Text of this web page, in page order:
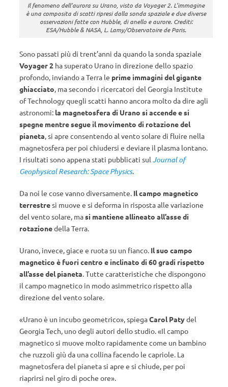
Il fenomeno dell’aurora su Urano, visto da Voyager 2. L’immagine
è una composita di scatti ripresi dalla sonda spaziale e due diverse
osservazioni fatte con Hubble, di anello e aurore. Crediti:
ESA/Hubble & NASA, L. Lamy/Observatoire de Paris.
Sono passati più di trent’anni da quando la sonda spaziale
Voyager 2 ha superato Urano in direzione dello spazio
profondo, inviando a Terra le prime immagini del gigante
ghiacciato, ma secondo i ricercatori del Georgia Institute
of Technology quegli scatti hanno ancora molto da dire agli
astronomi: la magnetosfera di Urano si accende e si
spegne mentre segue il movimento di rotazione del
pianeta, si apre consentendo al vento solare di fluire nella
magnetosfera per poi chiudersi e deviare il plasma lontano.
I risultati sono appena stati pubblicati sul Journal of
Geophysical Research: Space Physics.
Da noi le cose vanno diversamente. Il campo magnetico
terrestresi muove e si deforma in risposta alle variazione
del vento solare, masi mantiene allineato all’asse di
rotazionedella Terra.
Urano, invece, giace e ruota su un fianco. Il suo campo
magnetico è fuori centro e inclinato di 60 gradi rispetto
all’asse del pianeta. Tutte caratteristiche che dispongono
il campo magnetico in modo asimmetrico rispetto alla
direzione del vento solare.
«Urano è un incubo geometrico», spiegaCarol Patydel
Georgia Tech, uno degli autori dello studio. «Il campo
magnetico si muove molto rapidamente come un bambino
che ruzzoli giù da una collina facendo le capriole. La
magnetosfera del pianeta si apre e si chiude, per poi
riaprirsi nel giro di poche ore».